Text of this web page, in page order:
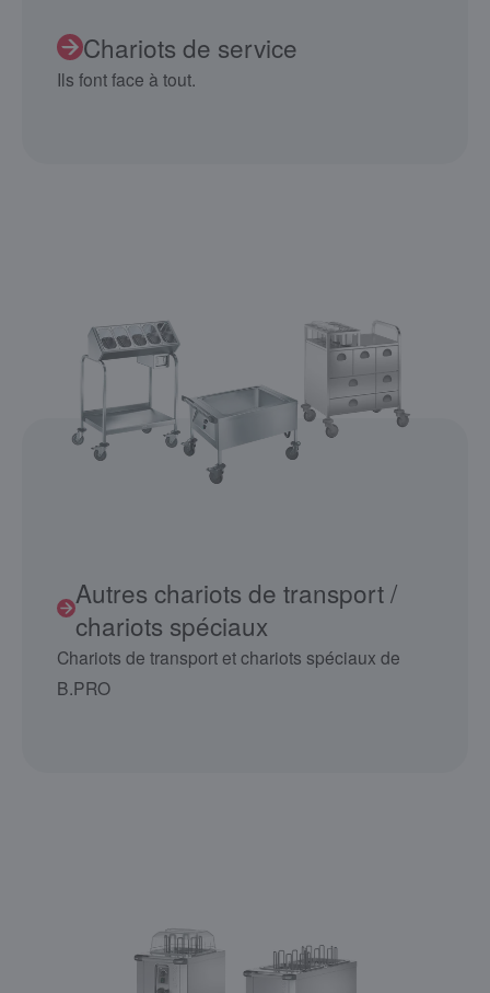
Chariots de service
Ils font face à tout.
Autres chariots de transport /
chariots spéciaux
Chariots de transport et chariots spéciaux de
B.PRO